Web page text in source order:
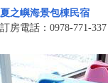
夏之嶼海景包棟民宿
訂房電話：0978-771-337